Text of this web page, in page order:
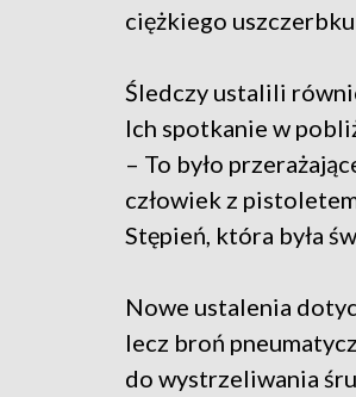
ciężkiego
Śledczy ustalili
Ich spotkanie w
– To było
człowiek z
Stępień, która była
Nowe ustalenia
lecz broń
do wystrzeliwania